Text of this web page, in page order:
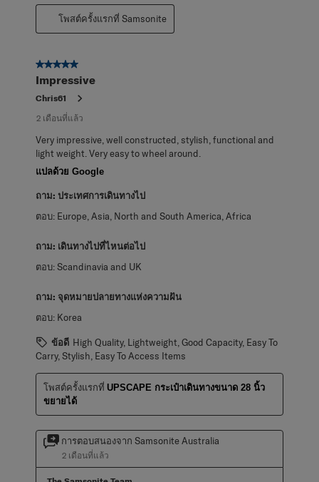
โพสต์ครั้งแรกที่ Samsonite
5 จาก 5 ดาว
Impressive
Chris61
2 เดือนที่แล้ว
Very impressive, well constructed, stylish, functional and
light weight. Very easy to wheel around.
แปลด้วย Google
ถาม: ประเทศการเดินทางไป
ตอบ: Europe, Asia, North and South America, Africa
ถาม: เดินทางไปที่ไหนต่อไป
ตอบ:Scandinavia and UK
ถาม: จุดหมายปลายทางแห่งความฝัน
ตอบ: Korea
ข้อดี High Quality, Lightweight, Good Capacity, Easy To
Carry, Stylish, Easy To Access Items
โพสต์ครั้งแรกที่ UPSCAPE กระเป๋าเดินทางขนาด 28 นิ้ว
ขยายได้
การตอบสนองจาก Samsonite Australia
2 เดือนที่แล้ว